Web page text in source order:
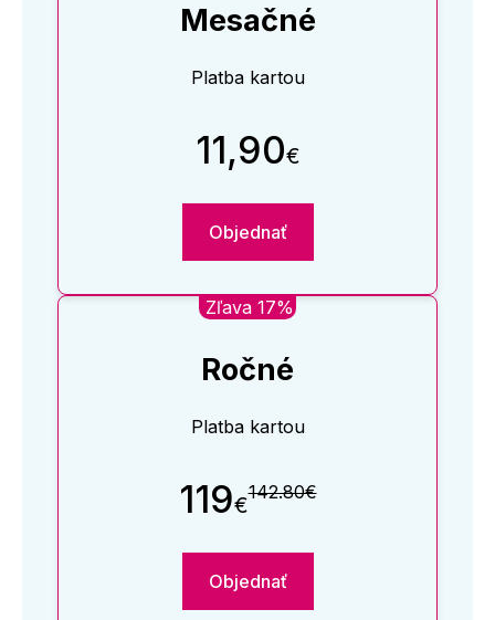
Mesačné
Platba kartou
11,90€
Objednať
Zľava 17%
Ročné
Platba kartou
119€142.80€
Objednať